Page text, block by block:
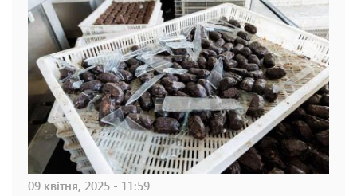
09 квітня, 2025 - 11:59